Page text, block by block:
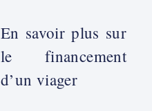
En savoir plus sur
le financement
d’un viager